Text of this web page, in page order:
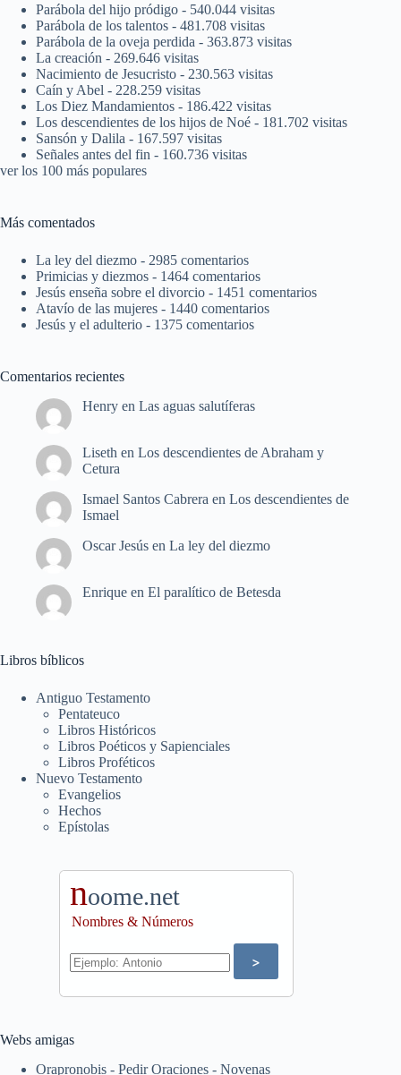
Parábola del hijo pródigo - 540.044 visitas
Parábola de los talentos - 481.708 visitas
Parábola de la oveja perdida - 363.873 visitas
La creación - 269.646 visitas
Nacimiento de Jesucristo - 230.563 visitas
Caín y Abel - 228.259 visitas
Los Diez Mandamientos - 186.422 visitas
Los descendientes de los hijos de Noé - 181.702 visitas
Sansón y Dalila - 167.597 visitas
Señales antes del fin - 160.736 visitas
ver los 100 más populares
Más comentados
La ley del diezmo - 2985 comentarios
Primicias y diezmos - 1464 comentarios
Jesús enseña sobre el divorcio - 1451 comentarios
Atavío de las mujeres - 1440 comentarios
Jesús y el adulterio - 1375 comentarios
Comentarios recientes
Henry en Las aguas salutíferas
Liseth en Los descendientes de Abraham y
Cetura
Ismael Santos Cabrera en Los descendientes de
Ismael
Oscar Jesús en La ley del diezmo
Enrique en El paralítico de Betesda
Libros bíblicos
Antiguo Testamento
Pentateuco
Libros Históricos
Libros Poéticos y Sapienciales
Libros Proféticos
Nuevo Testamento
Evangelios
Hechos
Epístolas
noome.net
Nombres & Números
Webs amigas
Orapronobis - Pedir Oraciones - Novenas